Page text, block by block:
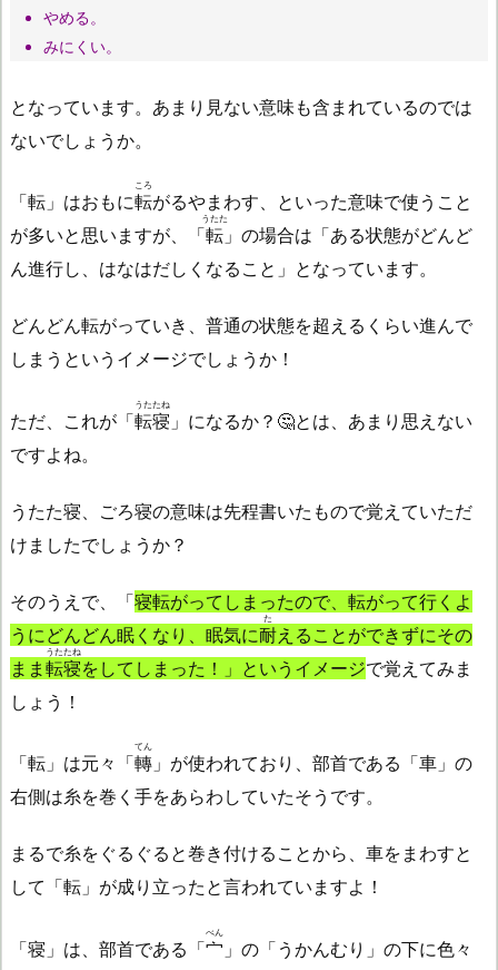
やめる。
みにくい。
となっています。あまり見ない意味も含まれているのでは
ないでしょうか。
「転」はおもに転
ころ
がるやまわす、といった意味で使うこと
が多いと思いますが、「転
うたた
」の場合は「ある状態がどんど
ん進行し、はなはだしくなること」となっています。
どんどん転がっていき、普通の状態を超えるくらい進んで
しまうというイメージでしょうか！
ただ、これが「転寝
うたたね
」になるか？🤔とは、あまり思えない
ですよね。
うたた寝、ごろ寝の意味は先程書いたもので覚えていただ
けましたでしょうか？
そのうえで、「寝転がってしまったので、転がって行くよ
うにどんどん眠くなり、眠気に耐
た
えることができずにその
まま 転寝
うたたね
をしてしまった！」というイメージで覚えてみま
しょう！
「転」は元々「轉
てん
」が使われており、部首である「車」の
右側は糸を巻く手をあらわしていたそうです。
まるで糸をぐるぐると巻き付けることから、車をまわすと
して「転」が成り立ったと言われていますよ！
「寝」は、部首である「宀
べん
」の「うかんむり」の下に色々